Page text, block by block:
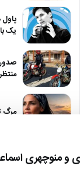
یک
مرگ
منوچهری